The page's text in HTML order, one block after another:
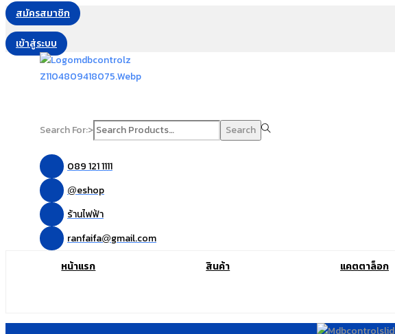
สมัครสมาชิก
เข้าสู่ระบบ
Search For:> Search
089 121 1111
@eshop
ร้านไฟฟ้า
ranfaifa@gmail.com
หน้าแรก
สินค้า แคตตาล็อก